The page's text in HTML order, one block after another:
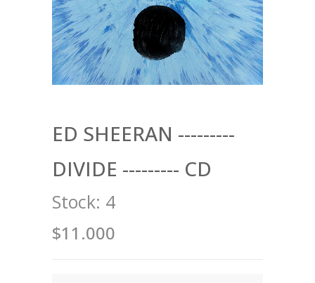
ED SHEERAN ---------
DIVIDE --------- CD
Stock: 4
$11.000